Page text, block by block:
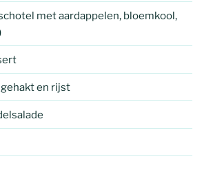
met aardappelen, bloemkool,
en rijst